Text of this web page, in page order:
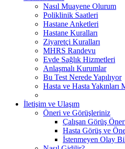
Nasıl Muayene Olurum
Poliklinik Saatleri
Hastane Anketleri
Hastane Kuralları
Ziyaretçi Kuralları
MHRS Randevu
Evde Sağlık Hizmetleri
Anlaşmalı Kurumlar
Bu Test Nerede Yapılıyor
Hasta ve Hasta Yakınları
İletişim ve Ulaşım
Öneri ve Görüşleriniz
Çalışan Görüş
Hasta Görüş ve
İstenmeyen Olay